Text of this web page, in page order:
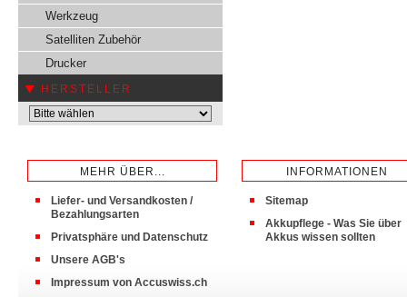
Werkzeug
Satelliten Zubehör
Drucker
HERSTELLER
MEHR ÜBER...
Liefer- und Versandkosten /
Bezahlungsarten
Privatsphäre und Datenschutz
Unsere AGB's
Impressum von Accuswiss.ch
INFORMATIONEN
Sitemap
Akkupflege - Was Sie über
Akkus wissen sollten